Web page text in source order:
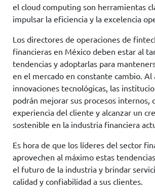
el cloud computing son herramientas
impulsar la eficiencia y la excelencia
Los directores de operaciones de
financieras en México deben estar al
tendencias y adoptarlas para
en el mercado en constante cambio. Al
innovaciones tecnológicas, las
podrán mejorar sus procesos internos,
experiencia del cliente y alcanzar un
sostenible en la industria financiera
Es hora de que los líderes del sector
aprovechen al máximo estas
el futuro de la industria y brindar
calidad y confiabilidad a sus clientes.